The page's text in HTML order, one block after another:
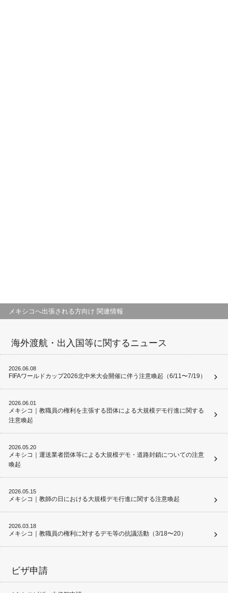
メキシコへ出張される方向け 関連情報
海外渡航・出入国等に関するニュース
2026.06.08
FIFAワールドカップ2026北中米大会開催に伴う注意喚起（6/11〜7/19）
2026.06.01
メキシコ｜教職員の権利を主張する団体による大規模デモ行進に関する
注意喚起
2026.05.20
メキシコ｜運送業者団体等による大規模デモ・道路封鎖についての注意
喚起
2026.05.15
メキシコ｜教師の日における大規模デモ行進に関する注意喚起
2026.03.18
メキシコ｜教職員の権利に対するデモ等の抗議活動（3/18〜20）
ビザ申請